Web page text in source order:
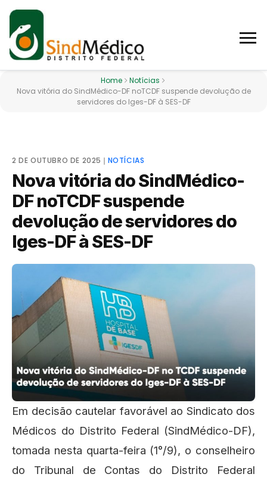
Home
Notícias
Nova vitória do SindMédico-DF noTCDF suspende devolução de
servidores do Iges-DF à SES-DF
2 DE OUTUBRO DE 2025 ❘ NOTÍCIAS
Nova vitória do SindMédico-
DF noTCDF suspende
devolução de servidores do
Iges-DF à SES-DF
Em decisão cautelar favorável ao Sindicato dos
Médicos do Distrito Federal (SindMédico-DF),
tomada nesta quarta-feira (1°/9), o conselheiro
do Tribunal de Contas do Distrito Federal